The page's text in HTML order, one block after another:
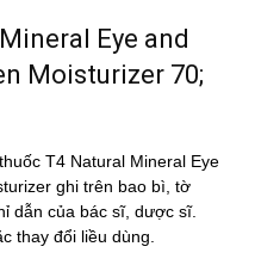
Eye and
Moisturizer 70;
T4 Natural Mineral Eye
ghi trên bao bì, tờ
dẫn của bác sĩ, dược sĩ.
thay đổi liều dùng.